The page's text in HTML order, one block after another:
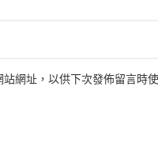
網址，以供下次發佈留言時使